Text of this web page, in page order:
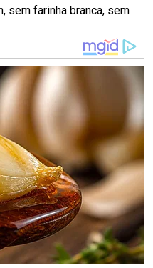
sem farinha branca, sem